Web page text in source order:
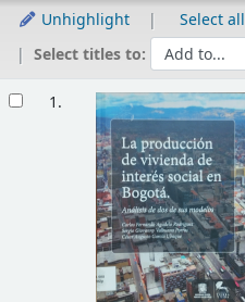
Unhighlight Select all
Select titles to:
1.